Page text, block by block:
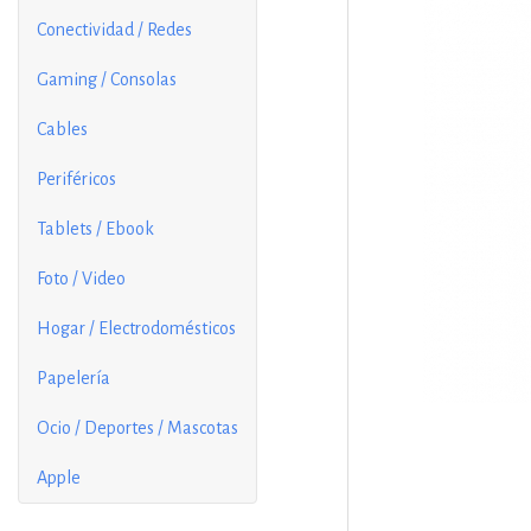
Conectividad / Redes
Gaming / Consolas
Cables
Periféricos
Tablets / Ebook
Foto / Video
Hogar / Electrodomésticos
Papelería
Ocio / Deportes / Mascotas
Apple